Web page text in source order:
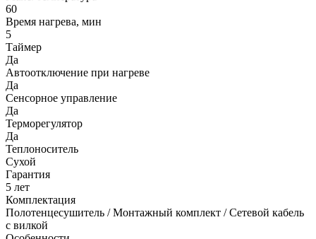
60
Время нагрева, мин
5
Таймер
Да
Автоотключение при нагреве
Да
Сенсорное управление
Да
Терморегулятор
Да
Теплоноситель
Сухой
Гарантия
5 лет
Комплектация
Полотенцесушитель / Монтажный комплект / Сетевой кабель
с вилкой